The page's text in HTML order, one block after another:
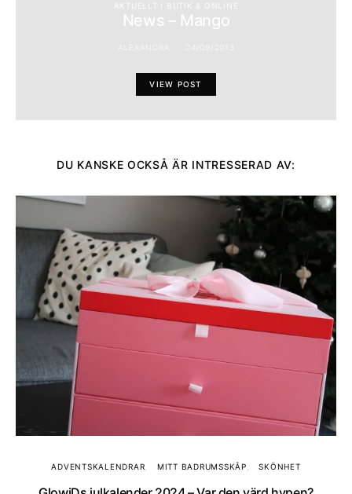
AKTUELLT I BUTIK & ONLINE
News – Mango
VIEW POST
DU KANSKE OCKSÅ ÄR INTRESSERAD AV:
ADVENTSKALENDRAR MITT BADRUMSSKÅP SKÖNHET